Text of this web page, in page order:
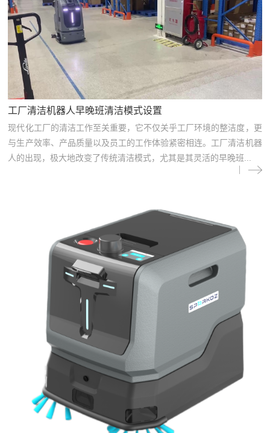
工厂清洁机器人早晚班清洁模式设置
现代化工厂的清洁工作至关重要，它不仅关乎工厂环境的整洁度，更
与生产效率、产品质量以及员工的工作体验紧密相连。工厂清洁机器
人的出现，极大地改变了传统清洁模式，尤其是其灵活的早晚班...